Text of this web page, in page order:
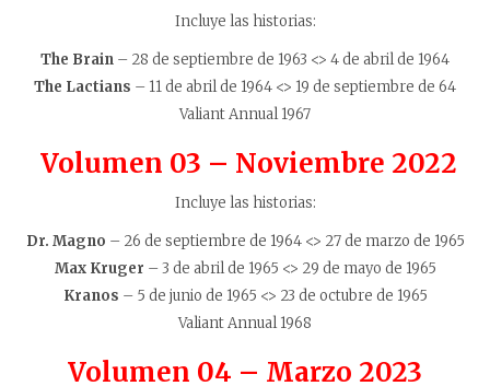
Incluye las historias:
The Brain – 28 de septiembre de 1963 <> 4 de abril de 1964
The Lactians – 11 de abril de 1964 <> 19 de septiembre de 64
Valiant Annual 1967
Volumen 03 – Noviembre 2022
Incluye las historias:
Dr. Magno – 26 de septiembre de 1964 <> 27 de marzo de 1965
Max Kruger – 3 de abril de 1965 <> 29 de mayo de 1965
Kranos – 5 de junio de 1965 <> 23 de octubre de 1965
Valiant Annual 1968
Volumen 04 – Marzo 2023